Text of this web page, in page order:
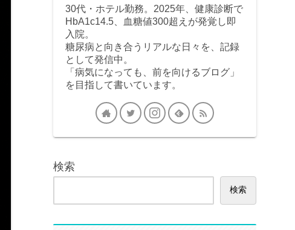
30代・ホテル勤務。2025年、健康診断で
HbA1c14.5、血糖値300超えが発覚し即
入院。
糖尿病と向き合うリアルな日々を、記録
として発信中。
「病気になっても、前を向けるブログ」
を目指して書いています。
検索
検索